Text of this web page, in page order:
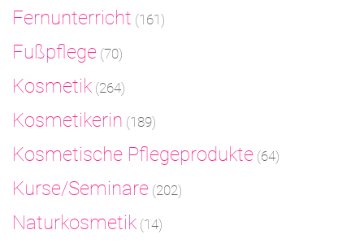
Fernunterricht (161)
Fußpflege (70)
Kosmetik (264)
Kosmetikerin (189)
Kosmetische Pflegeprodukte (64)
Kurse/Seminare (202)
Naturkosmetik (14)